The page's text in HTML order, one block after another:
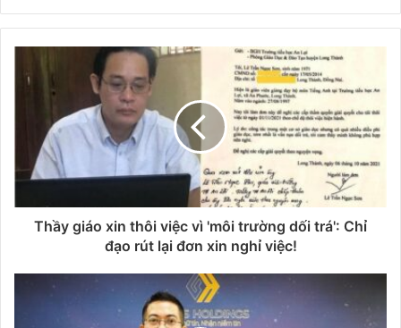
Thầy giáo xin thôi việc vì 'môi trường dối trá': Chỉ
đạo rút lại đơn xin nghỉ việc!